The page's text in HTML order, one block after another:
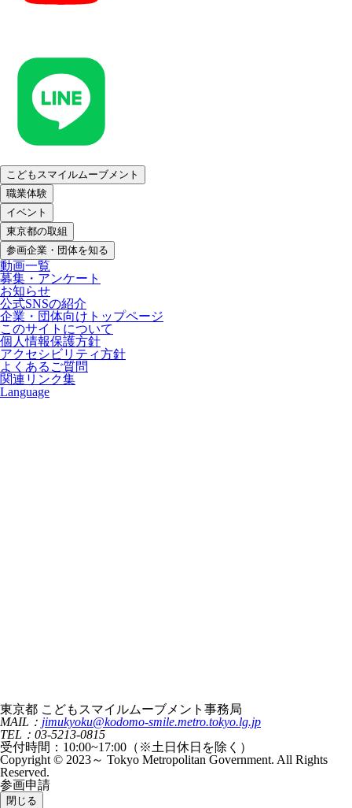
こどもスマイルムーブメント
職業体験
イベント
東京都の取組
参画企業・団体を知る
動画一覧
募集・アンケート
お知らせ
公式SNSの紹介
企業・団体向けトップページ
このサイトについて
個人情報保護方針
アクセシビリティ方針
よくあるご質問
関連リンク集
Language
東京都 こどもスマイルムーブメント事務局
MAIL： jimukyoku@kodomo-smile.metro.tokyo.lg.jp
TEL：03-5213-0815
受付時間：10:00~17:00（※土日休日を除く）
Copyright © 2023～ Tokyo Metropolitan Government. All Rights
Reserved.
参画申請
閉じる